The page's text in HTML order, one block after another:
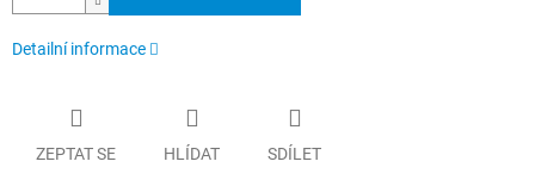
Detailní informace
ZEPTAT SE HLÍDAT SDÍLET